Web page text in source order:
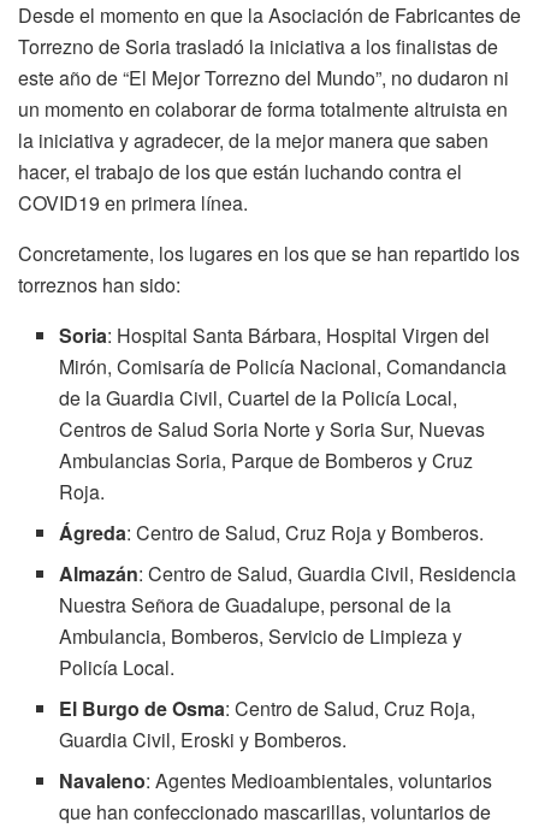
Desde el momento en que la Asociación de Fabricantes de
Torrezno de Soria trasladó la iniciativa a los finalistas de
este año de “El Mejor Torrezno del Mundo”, no dudaron ni
un momento en colaborar de forma totalmente altruista en
la iniciativa y agradecer, de la mejor manera que saben
hacer, el trabajo de los que están luchando contra el
COVID19 en primera línea.
Concretamente, los lugares en los que se han repartido los
torreznos han sido:
Soria: Hospital Santa Bárbara, Hospital Virgen del
Mirón, Comisaría de Policía Nacional, Comandancia
de la Guardia Civil, Cuartel de la Policía Local,
Centros de Salud Soria Norte y Soria Sur, Nuevas
Ambulancias Soria, Parque de Bomberos y Cruz
Roja.
Ágreda: Centro de Salud, Cruz Roja y Bomberos.
Almazán: Centro de Salud, Guardia Civil, Residencia
Nuestra Señora de Guadalupe, personal de la
Ambulancia, Bomberos, Servicio de Limpieza y
Policía Local.
El Burgo de Osma: Centro de Salud, Cruz Roja,
Guardia Civil, Eroski y Bomberos.
Navaleno: Agentes Medioambientales, voluntarios
que han confeccionado mascarillas, voluntarios de